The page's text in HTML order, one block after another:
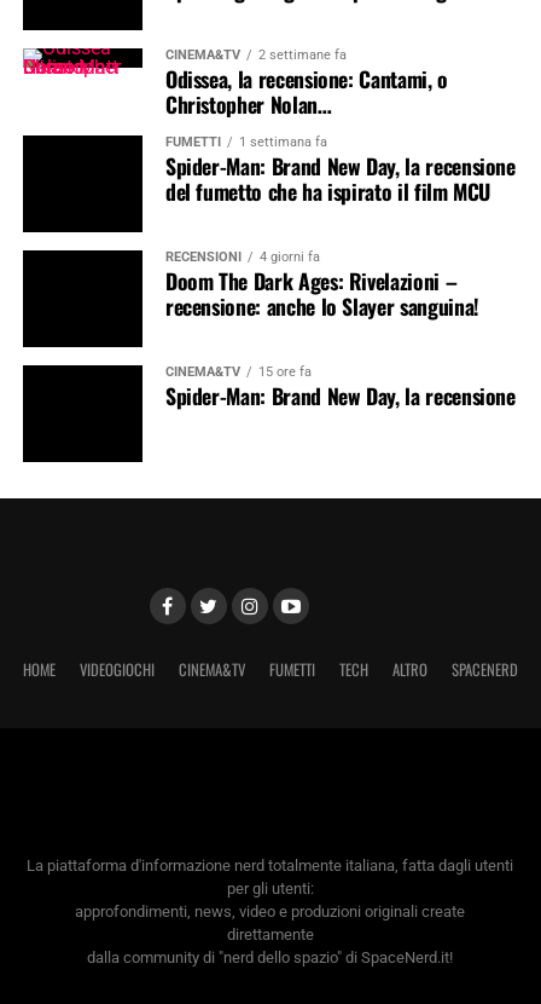
CINEMA&TV 2 settimane fa
Odissea, la recensione: Cantami, o
Christopher Nolan…
FUMETTI 1 settimana fa
Spider-Man: Brand New Day, la recensione
del fumetto che ha ispirato il film MCU
RECENSIONI 4 giorni fa
Doom The Dark Ages: Rivelazioni –
recensione: anche lo Slayer sanguina!
CINEMA&TV 15 ore fa
Spider-Man: Brand New Day, la recensione
HOME VIDEOGIOCHI CINEMA&TV FUMETTI TECH ALTRO SPACENERD
La piattaforma d'informazione nerd totalmente italiana, fatta dagli utenti
per gli utenti:
approfondimenti, news, video e produzioni originali create
direttamente
dalla community di "nerd dello spazio" di SpaceNerd.it!